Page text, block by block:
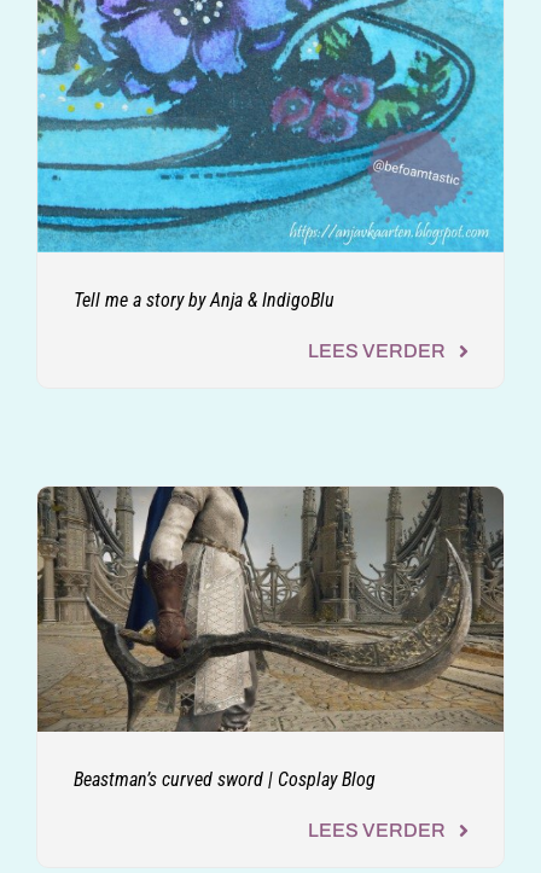
Tell me a story by Anja & IndigoBlu
LEES VERDER
Beastman’s curved sword | Cosplay Blog
LEES VERDER